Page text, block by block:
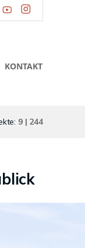
KONTAKT
9 | 244